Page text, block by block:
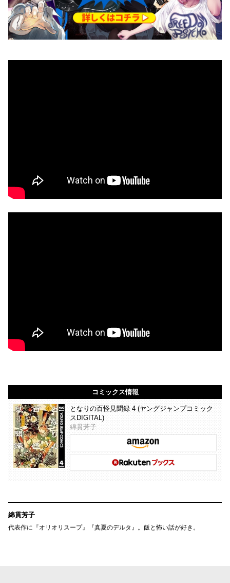
コミックス情報
となりの百怪見聞録 4 (ヤングジャンプコミック
スDIGITAL)
綿貫芳子
綿貫芳子
代表作に『オリオリスープ』『真夏のデルタ』。飯と怖い話が好き。